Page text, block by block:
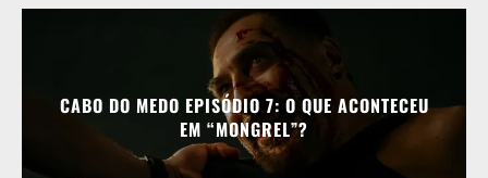
CABO DO MEDO EPISÓDIO 7: O QUE ACONTECEU
EM “MONGREL”?